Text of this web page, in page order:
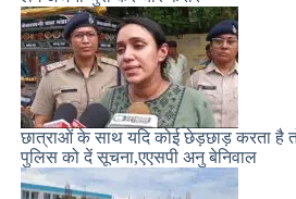
छात्राओं के साथ यदि कोई छेड़छाड़ करता है
पुलिस को दें सूचना,एएसपी अनु बेनिवाल